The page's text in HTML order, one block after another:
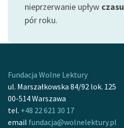
Feministyczne inspiracje.
Popularyzacja
feministycznej
Kolekcje edukacyjne
twórców przechodzących
do domeny publicznej,
lektur szkolnych oraz
nieprzerwanie upływ czasu
pór roku.
Fundacja Wolne Lektury
ul. Marszałkowska 84/92 lok. 125
00-514 Warszawa
tel. +48 22 621 30 17
email fundacja@wolnelektury.pl